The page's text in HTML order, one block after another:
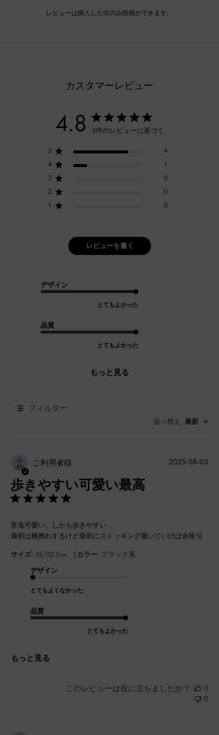
レビューは購入した方のみ投稿ができます。
カスタマーレビュー
4.8 5件のレビューに基づく
5
4
4
1
3
0
2
0
1
0
レビューを書く
デザイン
とてもよかった
品質
とてもよかった
もっと見る
フィルター
並べ替え : 最新
ご利用者様
歩きやすい可愛い最高
形鬼可愛い、しかも歩きやすい
最初は靴擦れするけど最初にストッキング履いていけば余裕🫧
サイズ: 35/22.5cm | カラー: ブラック系
デザイン
とてもよくなかった
品質
とてもよかった
もっと見る
公
2025-08-03
このレビューは役に立ちましたか？
0
0